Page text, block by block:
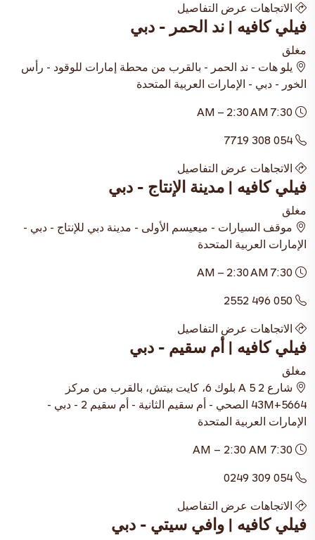
الاتجاهات عرض التفاصيل
فيلي كافيه | ند الحمر - دبي
مغلق
يلو هات - ند الحمر - بالقرب من محطة إمارات للوقود - رأس
الخور - دبي - الإمارات العربية المتحدة
054 308 7719
الاتجاهات عرض التفاصيل
فيلي كافيه | مدينة الإنتاج - دبي
مغلق
موقف السيارات - ميعيسم الأولى - مدينة دبي للإنتاج - دبي -
الإمارات العربية المتحدة
050 496 2552
الاتجاهات عرض التفاصيل
فيلي كافيه | أم سقيم - دبي
مغلق
شارع 2 5 A بلوك 6، كايت بيتش، بالقرب من مركز
5664+43M الصحي - أم سقيم الثانية - أم سقيم 2 - دبي -
الإمارات العربية المتحدة
054 309 0249
الاتجاهات عرض التفاصيل
فيلي كافيه | وافي سيتي - دبي